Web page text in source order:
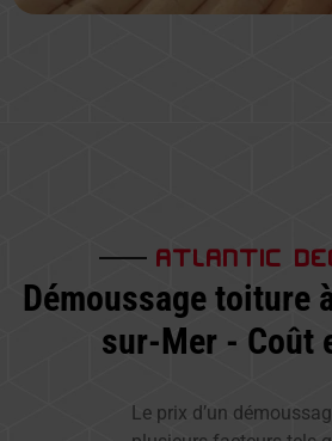
ATLANTIC
Démoussage toiture
sur-Mer - Coût
Le prix d’un